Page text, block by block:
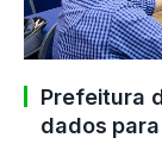
Prefeitura
dados